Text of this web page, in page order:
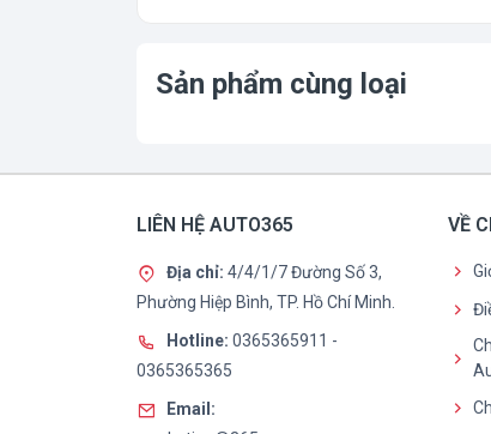
Sản phẩm cùng loại
LIÊN HỆ AUTO365
Địa chỉ: 4/4/1/7 Đường Số 3,
Phường Hiệp Bình, TP. Hồ Chí Minh.
Hotline: 0365365911 -
0365365365
Email:
VỀ